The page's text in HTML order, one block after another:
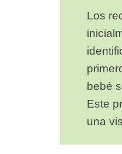
Los
bebé
Este
una